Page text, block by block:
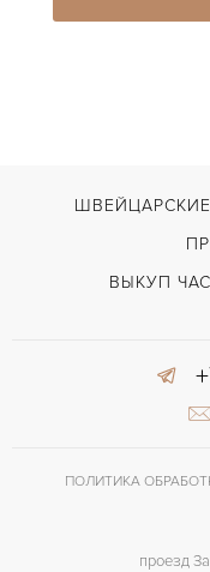
ВЫКУП
ПОЛИТИКА
проезд